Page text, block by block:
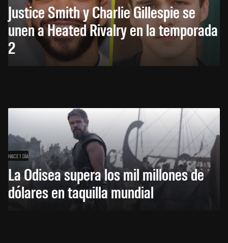
Justice Smith y Charlie Gillespie se
unen a Heated Rivalry en la temporada
2
HACE 1 DÍA
La Odisea supera los mil millones de
dólares en taquilla mundial